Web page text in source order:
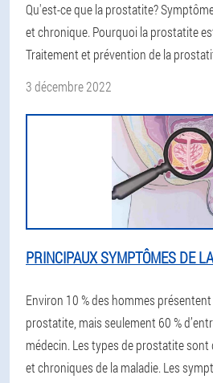
Qu'est-ce que la prostatite?
et chronique. Pourquoi la prostatite
Traitement et prévention de la
3 décembre 2022
PRINCIPAUX SYMPTÔMES DE
Environ 10 % des hommes
prostatite, mais seulement 60 %
médecin. Les types de prostatite
et chroniques de la maladie. Les